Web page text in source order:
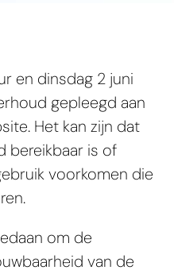
en dinsdag 2 juni
gepleegd aan
Het kan zijn dat
bereikbaar is of
voorkomen die
om de
van de